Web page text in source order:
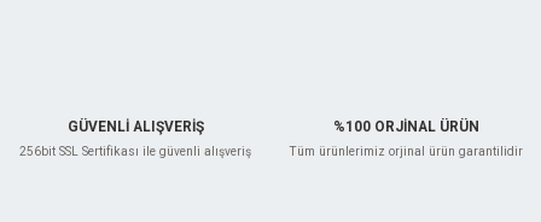
GÜVENLİ ALIŞVERİŞ
256bit SSL Sertifikası ile güvenli alışveriş
%100 ORJİNAL ÜRÜN
Tüm ürünlerimiz orjinal ürün garantilidir